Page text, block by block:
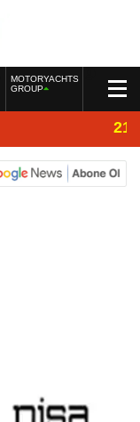
MOTORYACHTS
GROUP